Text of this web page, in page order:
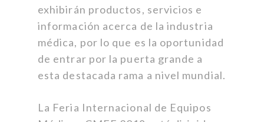
exhibirán productos, servicios e
información acerca de la industria
médica, por lo que es la oportunidad
de entrar por la puerta grande a
esta destacada rama a nivel mundial.
La Feria Internacional de Equipos